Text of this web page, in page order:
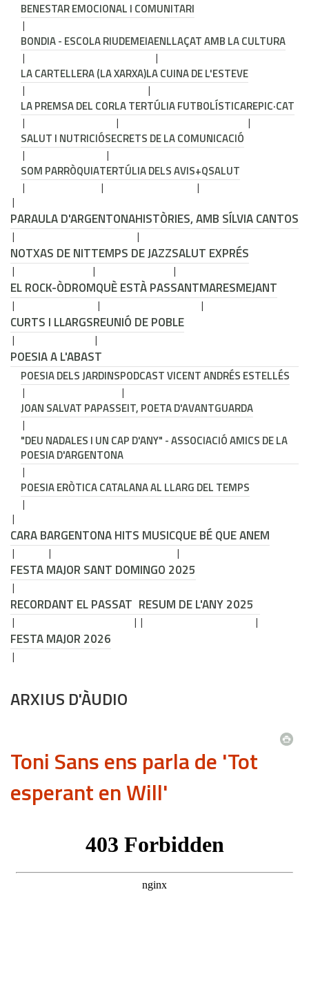
BENESTAR EMOCIONAL I COMUNITARI
BONDIA - ESCOLA RIUDEMEIAENLLAÇAT AMB LA CULTURA
LA CARTELLERA (LA XARXA)LA CUINA DE L'ESTEVE
LA PREMSA DEL CORLA TERTÚLIA FUTBOLÍSTICAREPIC·CAT
SALUT I NUTRICIÓSECRETS DE LA COMUNICACIÓ
SOM PARRÒQUIATERTÚLIA DELS AVIS+QSALUT
PARAULA D'ARGENTONAHISTÒRIES, AMB SÍLVIA CANTOS
NOTXAS DE NITTEMPS DE JAZZSALUT EXPRÉS
EL ROCK-ÒDROMQUÈ ESTÀ PASSANTMARESMEJANT
CURTS I LLARGSREUNIÓ DE POBLE
POESIA A L'ABAST
POESIA DELS JARDINSPODCAST VICENT ANDRÉS ESTELLÉS
JOAN SALVAT PAPASSEIT, POETA D'AVANTGUARDA
"DEU NADALES I UN CAP D'ANY" - ASSOCIACIÓ AMICS DE LA
POESIA D'ARGENTONA
POESIA ERÒTICA CATALANA AL LLARG DEL TEMPS
CARA BARGENTONA HITS MUSICQUE BÉ QUE ANEM
FESTA MAJOR SANT DOMINGO 2025
RECORDANT EL PASSAT RESUM DE L'ANY 2025
FESTA MAJOR 2026
ARXIUS D'ÀUDIO
Toni Sans ens parla de 'Tot
esperant en Will'